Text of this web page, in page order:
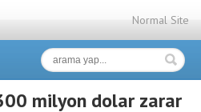
Normal Site
milyon dolar zarar